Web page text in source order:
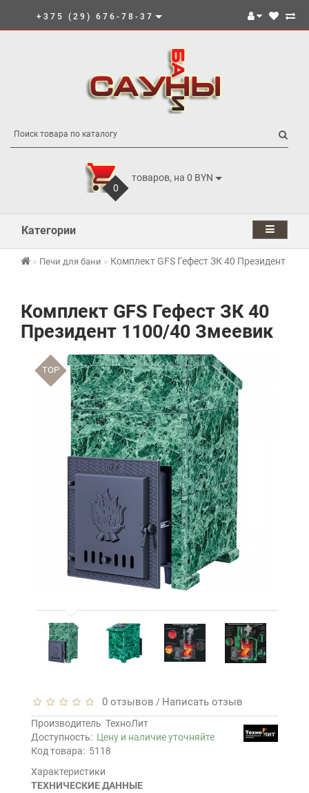
+375 (29) 676-78-37
0
товаров, на 0 BYN
Категории
Печи для бани Комплект GFS Гефест ЗК 40 Президент
Комплект GFS Гефест ЗК 40
Президент 1100/40 Змеевик
TOP
0 отзывов / Написать отзыв
Производитель ТехноЛит
Доступность: Цену и наличие уточняйте
Код товара: 5118
Характеристики
ТЕХНИЧЕСКИЕ ДАННЫЕ